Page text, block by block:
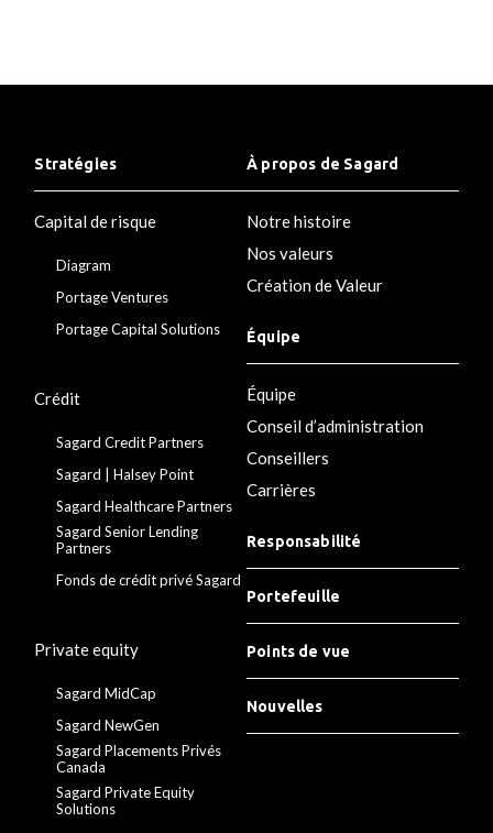
Stratégies
Capital de risque
Diagram
Portage Ventures
Portage Capital Solutions
Crédit
Sagard Credit Partners
Sagard | Halsey Point
Sagard Healthcare Partners
Sagard Senior Lending
Partners
Fonds de crédit privé Sagard
Private equity
Sagard MidCap
Sagard NewGen
Sagard Placements Privés
Canada
Sagard Private Equity
Solutions
À propos de Sagard
Notre histoire
Nos valeurs
Création de Valeur
Équipe
Équipe
Conseil d’administration
Conseillers
Carrières
Responsabilité
Portefeuille
Points de vue
Nouvelles